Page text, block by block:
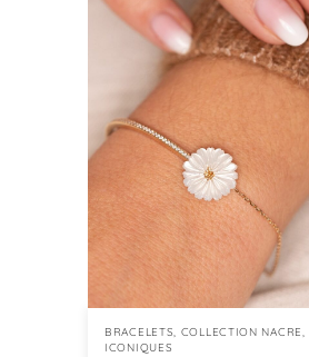
BRACELETS, COLLECTION NACRE,
ICONIQUES